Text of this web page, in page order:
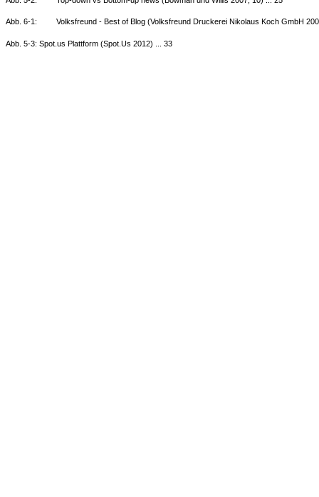
Abb. 6-1: Volksfreund - Best of Blog (Volksfreund Druckerei Nikolaus Koch GmbH
Abb. 5-3: Spot.us Plattform (Spot.Us 2012) ... 33